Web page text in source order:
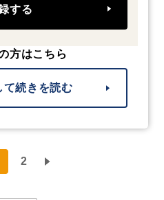
する
方はこちら
て続きを読む
2